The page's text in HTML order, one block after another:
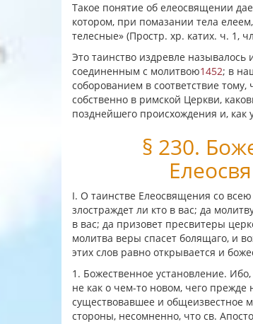
Такое понятие об елеосвящении
котором, при помазании тела
телесные» (Простр. хр. катих. ч. 1,
Это таинство издревле
соединенным с молитвою1452; в
соборованием в соответствие
собственно в римской Церкви,
позднейшего происхождения и, как
§ 230.
I. О таинстве Елеосвящения со
злостраждет ли кто в вас; да
в вас; да призовет пресвитеры
молитва веры спасет болящаго, и
этих слов равно открывается и
1. Божественное установление.
не как о чем-то новом, чего прежде
существовавшее и общеизвестное
стороны, несомненно, что св.